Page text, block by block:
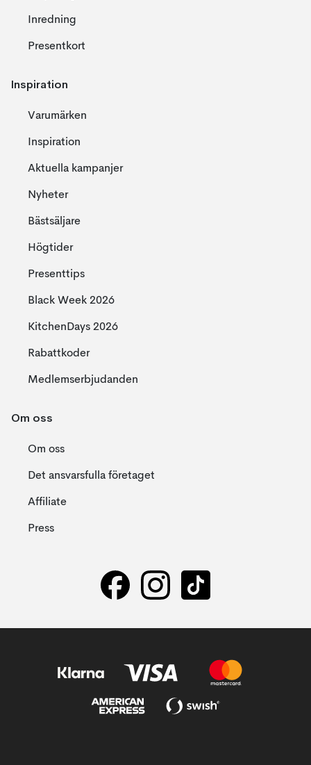
Inredning
Presentkort
Inspiration
Varumärken
Inspiration
Aktuella kampanjer
Nyheter
Bästsäljare
Högtider
Presenttips
Black Week 2026
KitchenDays 2026
Rabattkoder
Medlemserbjudanden
Om oss
Om oss
Det ansvarsfulla företaget
Affiliate
Press